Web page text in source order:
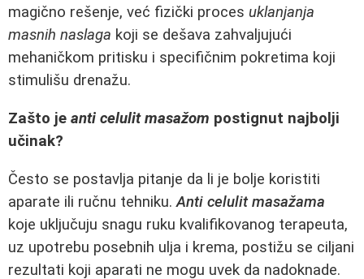
magično rešenje, već fizički proces uklanjanja
masnih naslaga koji se dešava zahvaljujući
mehaničkom pritisku i specifičnim pokretima koji
stimulišu drenažu.
Zašto je anti celulit masažom postignut najbolji
učinak?
Često se postavlja pitanje da li je bolje koristiti
aparate ili ručnu tehniku.Anti celulit masažama
koje uključuju snagu ruku kvalifikovanog terapeuta,
uz upotrebu posebnih ulja i krema, postižu se ciljani
rezultati koji aparati ne mogu uvek da nadoknade.